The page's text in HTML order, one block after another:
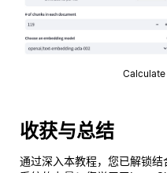
Calculate
收获与总结
通过深入本教程，您已解锁